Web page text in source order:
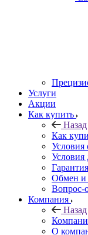
Услуги
Акции
Как купить
Назад
Как
Условия
Условия
Обмен и
Вопрос-
Компания
Назад
О